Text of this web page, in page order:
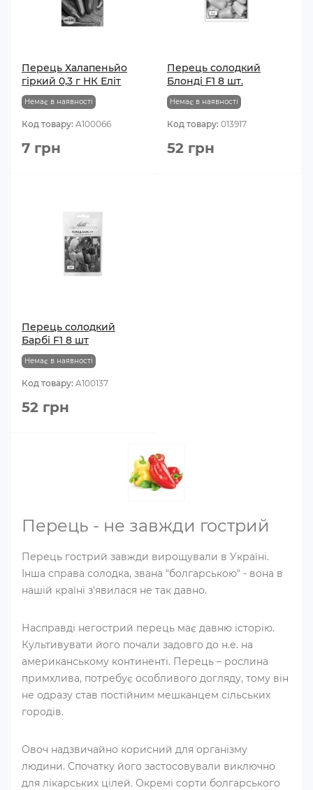
Перець Халапеньйо
гіркий 0,3 г НК Еліт
Немає в наявності
Код товару: A100066
7 грн
Перець солодкий
Блонді F1 8 шт.
Немає в наявності
Код товару: 013917
52 грн
Перець солодкий
Барбі F1 8 шт
Немає в наявності
Код товару: A100137
52 грн
Перець - не завжди гострий
Перець гострий завжди вирощували в Україні.
Інша справа солодка, звана "болгарською" - вона в
нашій країні з'явилася не так давно.
Насправді негострий перець має давню історію.
Культивувати його почали задовго до н.е. на
американському континенті. Перець – рослина
примхлива, потребує особливого догляду, тому він
не одразу став постійним мешканцем сільських
городів.
Овоч надзвичайно корисний для організму
людини. Спочатку його застосовували виключно
для лікарських цілей. Окремі сорти болгарського